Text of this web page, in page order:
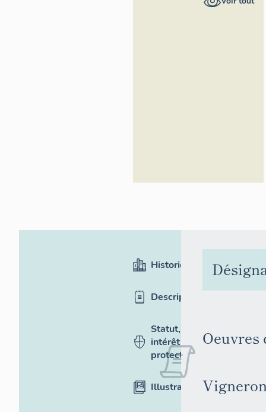
Historique
Description
Statut,
intérêt et
protection
Illustrations